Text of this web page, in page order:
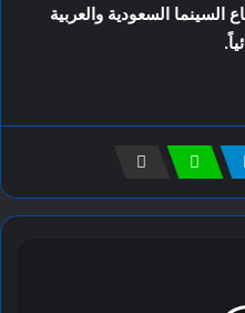
السعودية والعربية